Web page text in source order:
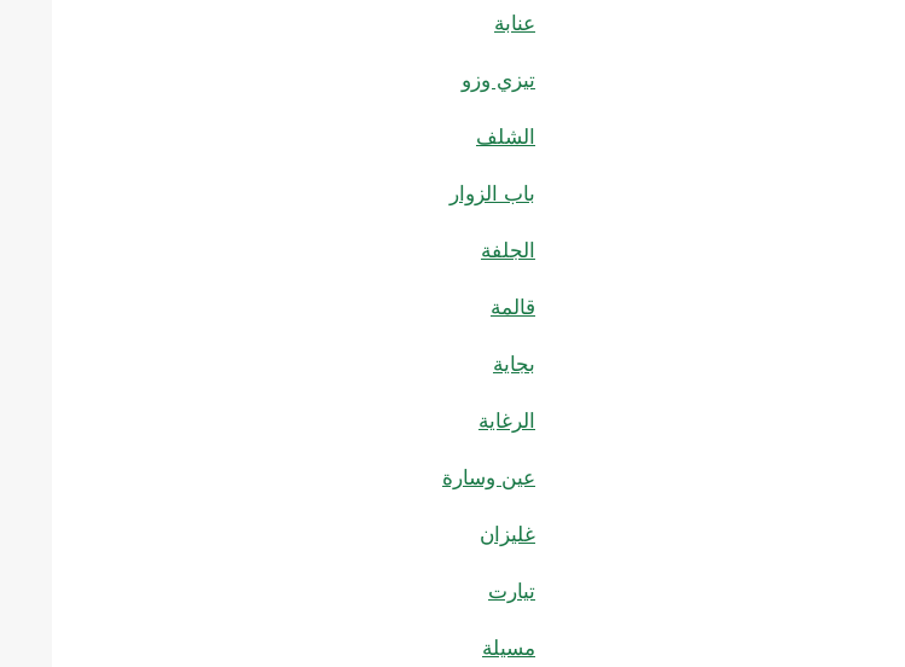
عنابة
تيزي وزو
الشلف
باب الزوار
الجلفة
قالمة
بجاية
الرغاية
عين وسارة
غليزان
تيارت
مسيلة